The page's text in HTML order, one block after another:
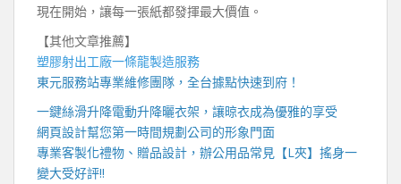
現在開始，讓每一張紙都發揮最大價值。
【其他文章推薦】
塑膠射出工廠一條龍製造服務
東元服務站專業維修團隊，全台據點快速到府！
一鍵絲滑升降電動升降曬衣架 ，讓晾衣成為優雅的享受
網頁設計幫您第一時間規劃公司的形象門面
專業客製化禮物、贈品設計，辦公用品常見【L夾】搖身一
變大受好評!!